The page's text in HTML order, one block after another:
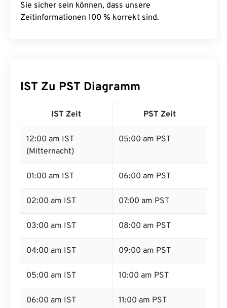
Sie sicher sein können, dass unsere
Zeitinformationen 100 % korrekt sind.
IST Zu PST Diagramm
IST Zeit PST Zeit
12:00 am IST
(Mitternacht)
05:00 am PST
01:00 am IST 06:00 am PST
02:00 am IST 07:00 am PST
03:00 am IST 08:00 am PST
04:00 am IST 09:00 am PST
05:00 am IST 10:00 am PST
06:00 am IST 11:00 am PST